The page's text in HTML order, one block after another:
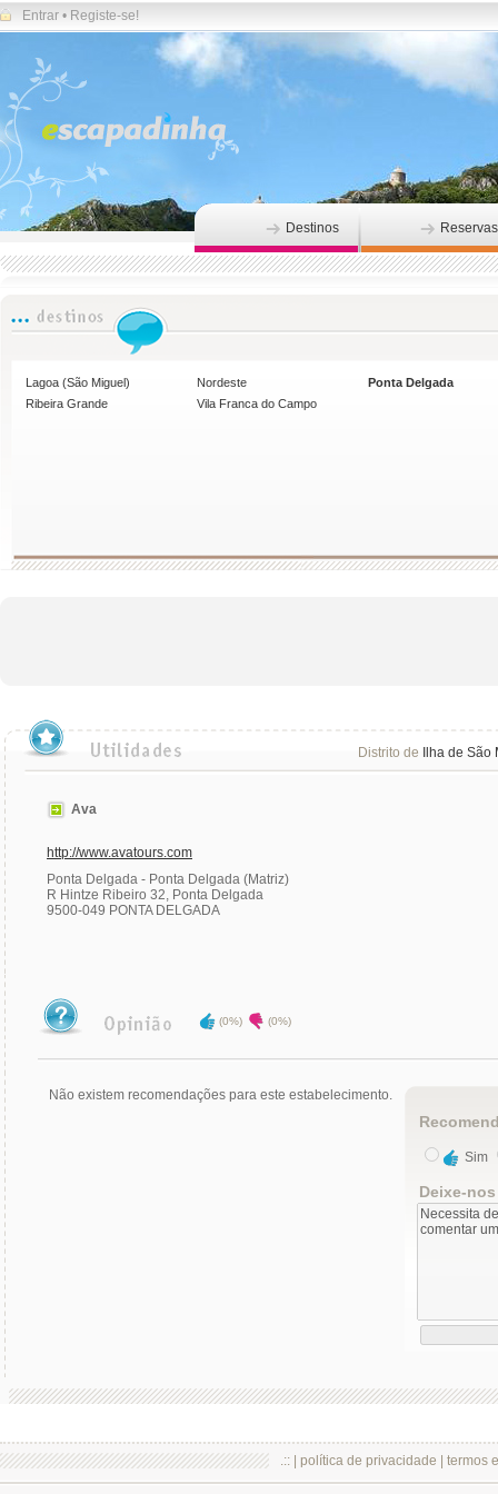
Entrar • Registe-se!
Destinos Reservas
Lagoa (São Miguel) Nordeste
Ponta Delgada
Ribeira Grande
Vila Franca do Campo
Distrito de Ilha de São
Ava
http://www.avatours.com
Ponta Delgada - Ponta Delgada (Matriz)
R Hintze Ribeiro 32, Ponta Delgada
9500-049 PONTA DELGADA
(0%) (0%)
Não existem recomendações para este estabelecimento.
Sim
Deixe-
.:: | política de privacidade termos